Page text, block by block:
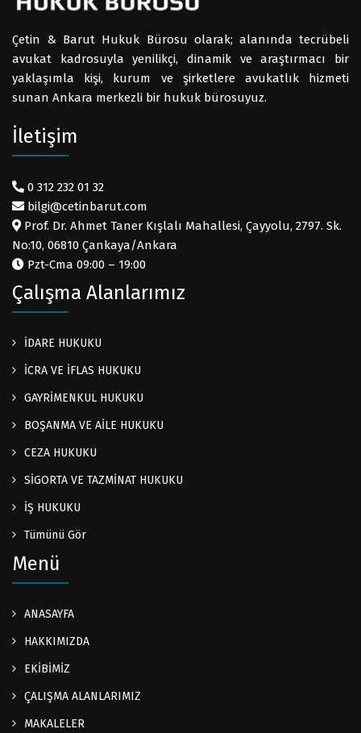
Çetin & Barut Hukuk Bürosu olarak; alanında tecrübeli
avukat kadrosuyla yenilikçi, dinamik ve araştırmacı bir
yaklaşımla kişi, kurum ve şirketlere avukatlık hizmeti
sunan Ankara merkezli bir hukuk bürosuyuz.
İletişim
0 312 232 01 32
bilgi@cetinbarut.com
Prof. Dr. Ahmet Taner Kışlalı Mahallesi, Çayyolu, 2797. Sk.
No:10, 06810 Çankaya/Ankara
Pzt-Cma 09:00 – 19:00
Çalışma Alanlarımız
İDARE HUKUKU
İCRA VE İFLAS HUKUKU
GAYRİMENKUL HUKUKU
BOŞANMA VE AİLE HUKUKU
CEZA HUKUKU
SİGORTA VE TAZMİNAT HUKUKU
İŞ HUKUKU
Tümünü Gör
Menü
ANASAYFA
HAKKIMIZDA
EKİBİMİZ
ÇALIŞMA ALANLARIMIZ
MAKALELER